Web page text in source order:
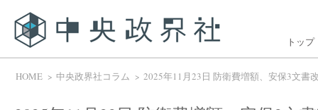
トップ
HOME 中央政界社コラム 2025年11月23日 防衛費増額、安保3文書